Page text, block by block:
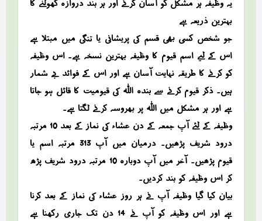
یہ وظیفہ ہر مشکل کو آسان کرنے اور ہر بند دروازہ کھولنے کا
بہترین ذریعہ ہے
جو شخص کسی بھی قسم کی پریشانی یا تنگی میں مبتلا ہے
اس کے لیے اسم قیوم کا وظیفہ بہترین نسخہ ہے۔ اس وظیفہ
کو کرنے کا طریقہ نہایت آسان ہے اور اس کے فوائد بے شمار
ہیں۔ ذکر قیوم کرنے سے بندہ اللہ کی قیومیت کا قائل ہو جاتا
ہے اور ہر مشکل میں اللہ پر بھروسہ کرنے لگتا ہے۔
وظیفہ کے لئے آپ جمعہ کے دن عشاء کی نماز کے بعد 10 مرتبہ
درود شریف پڑھیں۔ درمیان میں آپ 313 مرتبہ اسم یا
قیوم پڑھیں۔ آخر میں آپ دوبارہ 10 مرتبہ درود شریف پڑھ
کر اس وظیفہ کو بند کردیں۔
بیان کیا گیا وظیفہ آپ نے ہر روز عشاء کی نماز کے بعد کرنا
ہے اور اس وظیفہ کو آپ نے 14 دن تک جاری رکھنا ہے